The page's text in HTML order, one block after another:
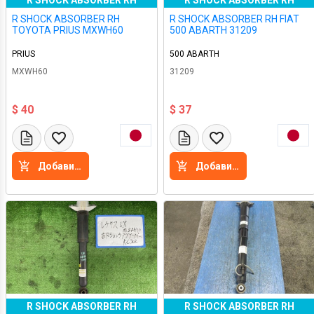
R SHOCK ABSORBER RH
TOYOTA PRIUS MXWH60
PRIUS
MXWH60
$ 40
Добавить в корзину
R SHOCK ABSORBER RH FIAT
500 ABARTH 31209
500 ABARTH
31209
$ 37
Добавить в корзину
R SHOCK ABSORBER RH R SHOCK ABSORBER RH